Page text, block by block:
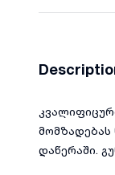
მომზადებას
დაწერაში.